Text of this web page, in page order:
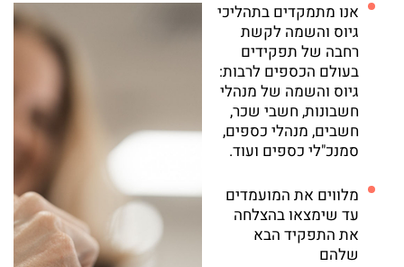
אנו מתמקדים בתהליכי
גיוס והשמה לקשת
רחבה של תפקידים
בעולם הכספים לרבות:
גיוס והשמה של מנהלי
חשבונות, חשבי שכר,
חשבים, מנהלי כספים,
סמנכ"לי כספים ועוד.
מלווים את המועמדים
עד שימצאו בהצלחה
את התפקיד הבא
שלהם